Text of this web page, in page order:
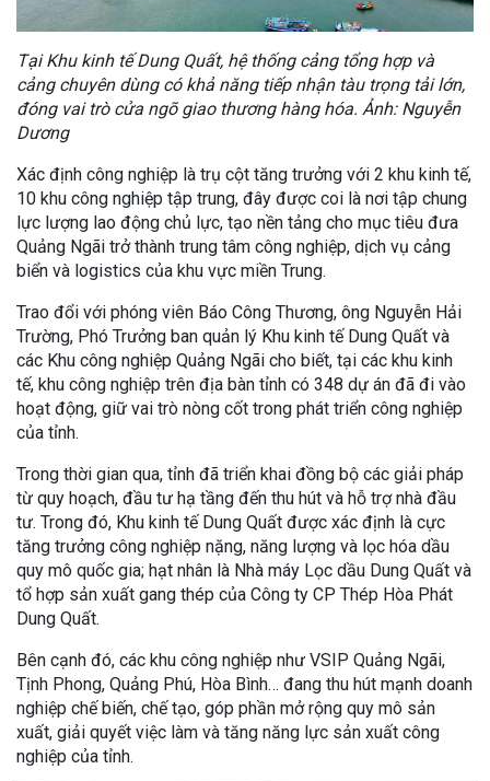
Tại Khu kinh tế Dung Quất, hệ thống cảng tổng hợp và
cảng chuyên dùng có khả năng tiếp nhận tàu trọng tải lớn,
đóng vai trò cửa ngõ giao thương hàng hóa. Ảnh: Nguyễn
Dương
Xác định công nghiệp là trụ cột tăng trưởng với 2 khu kinh tế,
10 khu công nghiệp tập trung, đây được coi là nơi tập chung
lực lượng lao động chủ lực, tạo nền tảng cho mục tiêu đưa
Quảng Ngãi trở thành trung tâm công nghiệp, dịch vụ cảng
biển và logistics của khu vực miền Trung.
Trao đổi với phóng viên Báo Công Thương, ông Nguyễn Hải
Trường, Phó Trưởng ban quản lý Khu kinh tế Dung Quất và
các Khu công nghiệp Quảng Ngãi cho biết, tại các khu kinh
tế, khu công nghiệp trên địa bàn tỉnh có 348 dự án đã đi vào
hoạt động, giữ vai trò nòng cốt trong phát triển công nghiệp
của tỉnh.
Trong thời gian qua, tỉnh đã triển khai đồng bộ các giải pháp
từ quy hoạch, đầu tư hạ tầng đến thu hút và hỗ trợ nhà đầu
tư. Trong đó, Khu kinh tế Dung Quất được xác định là cực
tăng trưởng công nghiệp nặng, năng lượng và lọc hóa dầu
quy mô quốc gia; hạt nhân là Nhà máy Lọc dầu Dung Quất và
tổ hợp sản xuất gang thép của Công ty CP Thép Hòa Phát
Dung Quất.
Bên cạnh đó, các khu công nghiệp như VSIP Quảng Ngãi,
Tịnh Phong, Quảng Phú, Hòa Bình… đang thu hút mạnh doanh
nghiệp chế biến, chế tạo, góp phần mở rộng quy mô sản
xuất, giải quyết việc làm và tăng năng lực sản xuất công
nghiệp của tỉnh.